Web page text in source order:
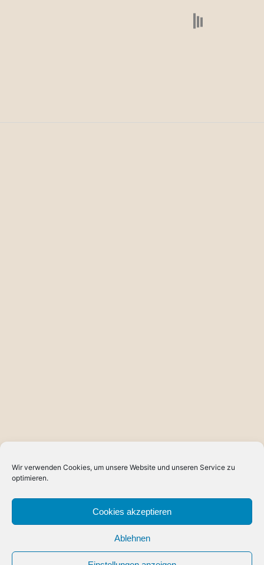
Wir verwenden Cookies, um unsere Website und unseren Service zu
optimieren.
Cookies akzeptieren
Ablehnen